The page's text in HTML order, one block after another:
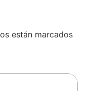
están marcados